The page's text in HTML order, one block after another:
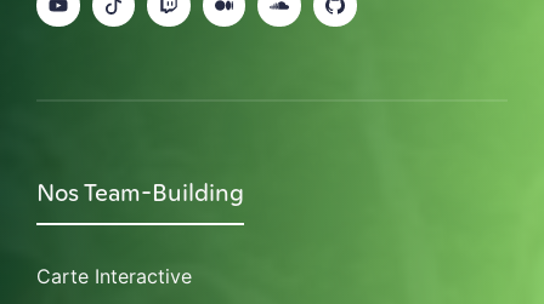
Nos Team-Building
Carte Interactive